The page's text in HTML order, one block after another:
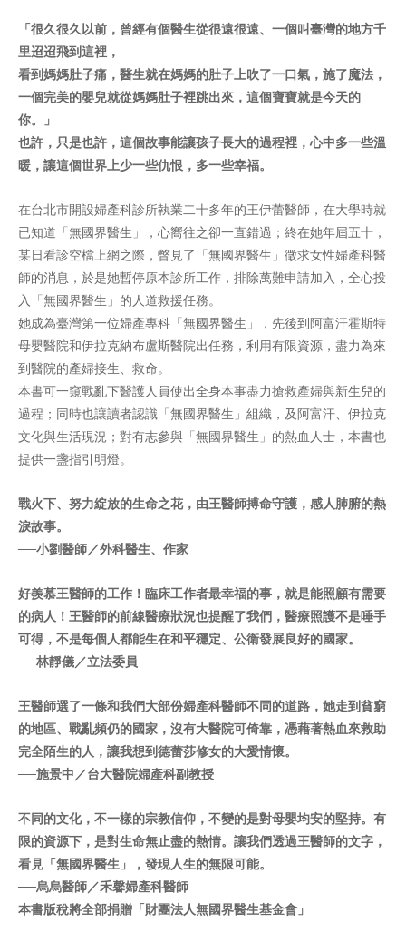
「很久很久以前，曾經有個醫生從很遠很遠、一個叫臺灣的地方千
里迢迢飛到這裡，
看到媽媽肚子痛，醫生就在媽媽的肚子上吹了一口氣，施了魔法，
一個完美的嬰兒就從媽媽肚子裡跳出來，這個寶寶就是今天的
你。」
也許，只是也許，這個故事能讓孩子長大的過程裡，心中多一些溫
暖，讓這個世界上少一些仇恨，多一些幸福。
在台北市開設婦產科診所執業二十多年的王伊蕾醫師，在大學時就
已知道「無國界醫生」，心嚮往之卻一直錯過；終在她年屆五十，
某日看診空檔上網之際，瞥見了「無國界醫生」徵求女性婦產科醫
師的消息，於是她暫停原本診所工作，排除萬難申請加入，全心投
入「無國界醫生」的人道救援任務。
她成為臺灣第一位婦產專科「無國界醫生」，先後到阿富汗霍斯特
母嬰醫院和伊拉克納布盧斯醫院出任務，利用有限資源，盡力為來
到醫院的產婦接生、救命。
本書可一窺戰亂下醫護人員使出全身本事盡力搶救產婦與新生兒的
過程；同時也讓讀者認識「無國界醫生」組織，及阿富汗、伊拉克
文化與生活現況；對有志參與「無國界醫生」的熱血人士，本書也
提供一盞指引明燈。
戰火下、努力綻放的生命之花，由王醫師搏命守護，感人肺腑的熱
淚故事。
──小劉醫師／外科醫生、作家
好羨慕王醫師的工作！臨床工作者最幸福的事，就是能照顧有需要
的病人！王醫師的前線醫療狀況也提醒了我們，醫療照護不是唾手
可得，不是每個人都能生在和平穩定、公衛發展良好的國家。
──林靜儀／立法委員
王醫師選了一條和我們大部份婦產科醫師不同的道路，她走到貧窮
的地區、戰亂頻仍的國家，沒有大醫院可倚靠，憑藉著熱血來救助
完全陌生的人，讓我想到德蕾莎修女的大愛情懷。
──施景中／台大醫院婦產科副教授
不同的文化，不一樣的宗教信仰，不變的是對母嬰均安的堅持。有
限的資源下，是對生命無止盡的熱情。讓我們透過王醫師的文字，
看見「無國界醫生」，發現人生的無限可能。
──烏烏醫師／禾馨婦產科醫師
本書版稅將全部捐贈「財團法人無國界醫生基金會」